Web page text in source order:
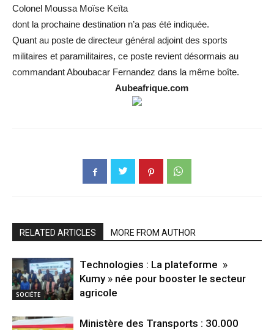
Colonel Moussa Moïse Keïta
dont la prochaine destination n’a pas été indiquée.
Quant au poste de directeur général adjoint des sports
militaires et paramilitaires, ce poste revient désormais au
commandant Aboubacar Fernandez dans la même boîte.
Aubeafrique.com
RELATED ARTICLES MORE FROM AUTHOR
SOCIÉTE
Technologies : La plateforme »
Kumy » née pour booster le secteur
agricole
Ministère des Transports : 30.000